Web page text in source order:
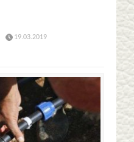
19.03.2019